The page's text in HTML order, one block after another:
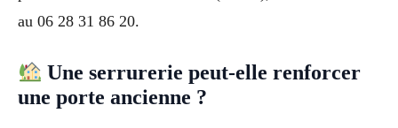
au 06 28 31 86 20.
Une serrurerie peut-elle renforcer
une porte ancienne ?